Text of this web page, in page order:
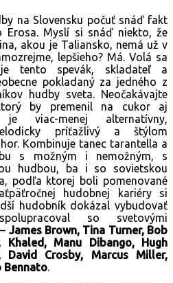
na Slovensku počuť snáď fakt
Erosa. Myslí si snáď niekto, že
akou je Taliansko, nemá už v
lepšieho? Má. Volá sa
tento spevák, skladateľ a
pokladaný za jedného z
hudby sveta. Neočakávajte
by premenil na cukor aj
viac-menej alternatívny,
príťažlivý a štýlom
Kombinuje tanec tarantella a
s možným i nemožným, s
hudbou, ba i so sovietskou
podľa ktorej boli pomenované
hudobnej kariéry si
hudobník dokázal vybudovať
so svetovými
James Brown, Tina Turner, Bob
Khaled, Manu Dibango, Hugh
David Crosby, Marcus Miller,
Bennato.